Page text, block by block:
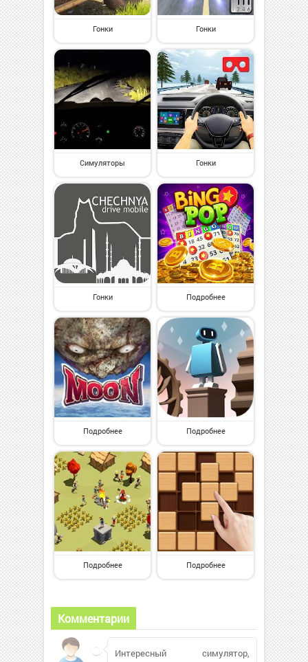
Гонки Гонки
Симуляторы Гонки
Гонки Подробнее
Подробнее Подробнее
Подробнее Подробнее
Комментарии
Интересный симулятор,